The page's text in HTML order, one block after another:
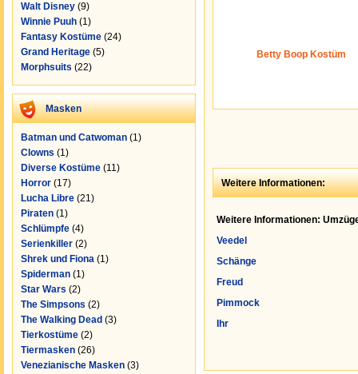
Walt Disney (9)
Winnie Puuh (1)
Fantasy Kostüme (24)
Grand Heritage (5)
Morphsuits (22)
Masken
Batman und Catwoman (1)
Clowns (1)
Diverse Kostüme (11)
Horror (17)
Lucha Libre (21)
Piraten (1)
Schlümpfe (4)
Serienkiller (2)
Shrek und Fiona (1)
Spiderman (1)
Star Wars (2)
The Simpsons (2)
The Walking Dead (3)
Tierkostüme (2)
Tiermasken (26)
Venezianische Masken (3)
Betty Boop Kostüm
Weitere Informationen:
Weitere Informationen:
Veedel
Schänge
Freud
Pimmock
Ihr